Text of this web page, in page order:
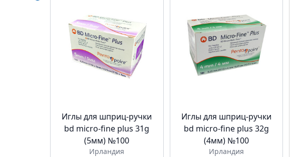
Иглы для шприц-ручки
bd micro-fine plus 31g
(5мм) №100
Ирландия
Иглы для шприц-ручки
bd micro-fine plus 32g
(4мм) №100
Ирландия